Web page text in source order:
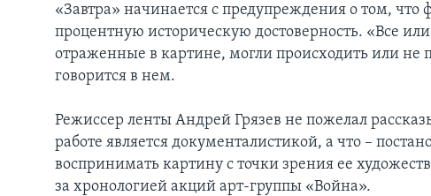
«Завтра» начинается с предупреждения о том, что
процентную историческую достоверность. «Все
отраженные в картине, могли происходить или не
говорится в нем.
Режиссер ленты Андрей Грязев не пожелал
работе является документалистикой, а что –
воспринимать картину с точки зрения ее
за хронологией акций арт-группы «Война».